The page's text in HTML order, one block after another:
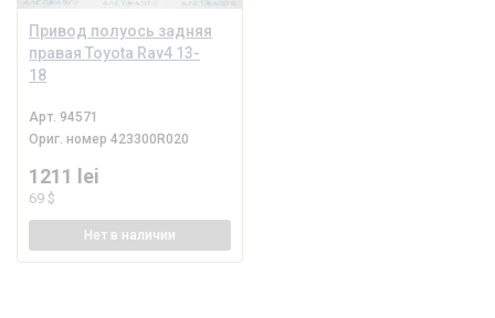
Привод полуось задняя
правая Toyota Rav4 13-
18
Арт. 94571
Ориг. номер423300R020
1211 lei
69 $
Нет в наличии